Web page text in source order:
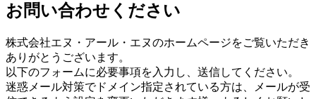
お問い合わせください
株式会社エヌ・アール・エヌのホームページをご覧いただき
ありがとうございます。
以下のフォームに必要事項を入力し、送信してください。
迷惑メール対策でドメイン指定されている方は、メールが受